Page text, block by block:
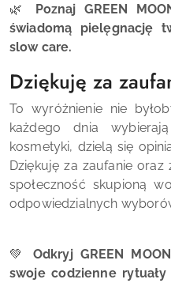
🌿 Poznaj GREEN
świadomą pielęgnację
slow care.
Dziękuję za
To wyróżnienie nie
każdego dnia
kosmetyki, dzielą się
Dziękuję za zaufanie
społeczność skupioną
odpowiedzialnych
💚 Odkryj GREEN
swoje codzienne